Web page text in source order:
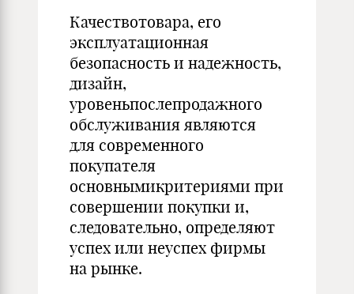
Качествотовара, его
эксплуатационная
безопасность и надежность,
дизайн,
уровеньпослепродажного
обслуживания являются
для современного
покупателя
основнымикритериями при
совершении покупки и,
следовательно, определяют
успех или неуспех фирмы
на рынке.